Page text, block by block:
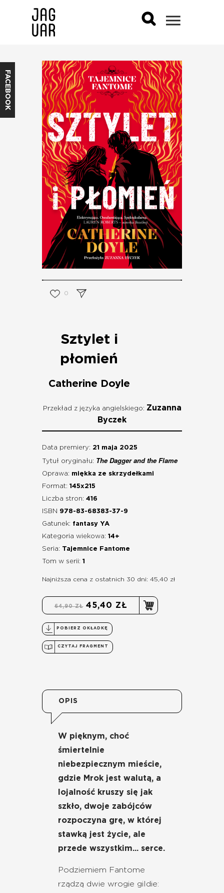
FACEBOOK
0
Sztylet i
płomień
Catherine Doyle
Przekład z języka angielskiego: Zuzanna
Byczek
Data premiery: 21 maja 2025
Tytuł oryginału: The Dagger and the Flame
Oprawa: miękka ze skrzydełkami
Format: 145x215
Liczba stron: 416
ISBN 978-83-68383-37-9
Gatunek: fantasy YA
Kategoria wiekowa: 14+
Seria: Tajemnice Fantome
Tom w serii: 1
Najniższa cena z ostatnich 30 dni: 45,40 zł
64,90 ZŁ 45,40 ZŁ
POBIERZ OKŁADKĘ
CZYTAJ FRAGMENT
OPIS
W pięknym, choć
śmiertelnie
niebezpiecznym mieście,
gdzie Mrok jest walutą, a
lojalność kruszy się jak
szkło, dwoje zabójców
rozpoczyna grę, w której
stawką jest życie, ale
przede wszystkim... serce.
Podziemiem Fantome
rządzą dwie wrogie gildie: